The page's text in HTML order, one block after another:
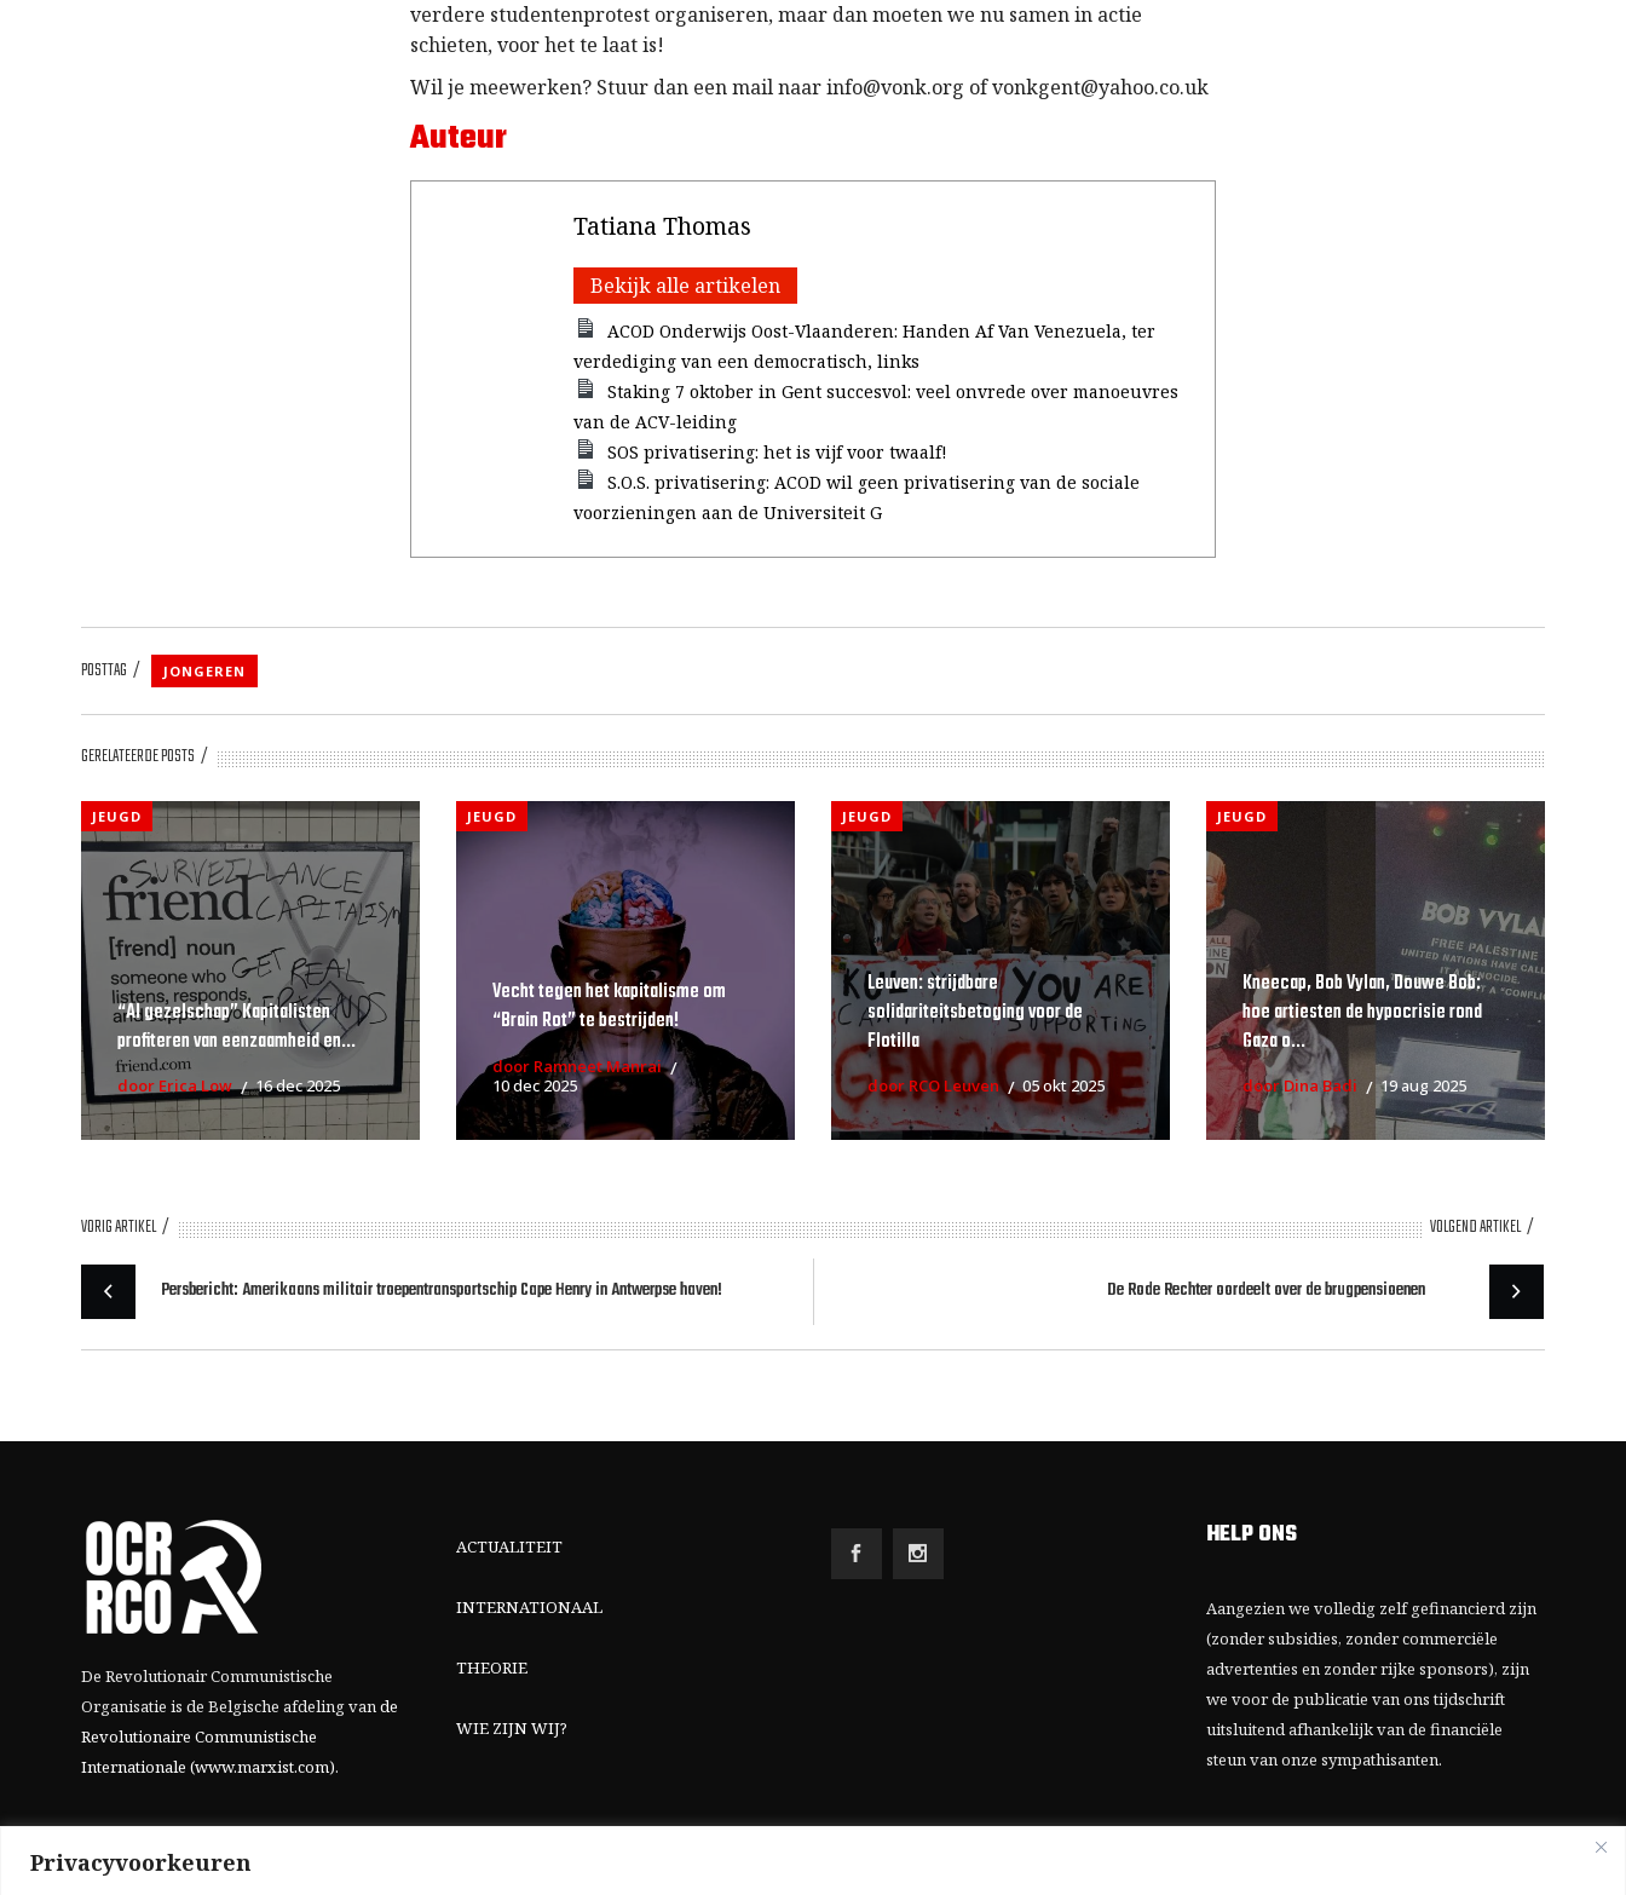
Privacyvoorkeuren
verdere studentenprotest organiseren, maar dan moeten we nu samen in actie
schieten, voor het te laat is!
Wil je meewerken? Stuur dan een mail naar info@vonk.org of vonkgent@yahoo.co.uk
Auteur
Tatiana Thomas
Bekijk alle artikelen
ACOD Onderwijs Oost-Vlaanderen: Handen Af Van Venezuela, ter
verdediging van een democratisch, links
Staking 7 oktober in Gent succesvol: veel onvrede over manoeuvres
van de ACV-leiding
SOS privatisering: het is vijf voor twaalf!
S.O.S. privatisering: ACOD wil geen privatisering van de sociale
voorzieningen aan de Universiteit G
POSTTAG JONGEREN
GERELATEERDE POSTS
JEUGD
“AI gezelschap” Kapitalisten
profiteren van eenzaamheid en...
door Erica Low 16 dec 2025
JEUGD
Vecht tegen het kapitalisme om
“Brain Rot” te bestrijden!
door Ramneet Manrai
10 dec 2025
JEUGD
Leuven: strijdbare
solidariteitsbetoging voor de
Flotilla
door RCO Leuven 05 okt 2025
JEUGD
Kneecap, Bob Vylan, Douwe Bob:
hoe artiesten de hypocrisie rond
Gaza o...
door Dina Badi 19 aug 2025
VORIG ARTIKEL VOLGEND ARTIKEL
Persbericht: Amerikaans militair troepentransportschip Cape Henry in Antwerpse haven! De Rode Rechter oordeelt over de brugpensioenen
De Revolutionair Communistische
Organisatie is de Belgische afdeling vande
Revolutionaire Communistische
Internationale (www.marxist.com).
ACTUALITEIT
INTERNATIONAAL
THEORIE
WIE ZIJN WIJ?
HELP ONS
Aangezien we volledig zelf gefinancierd zijn
(zonder subsidies, zonder commerciële
advertenties en zonder rijke sponsors), zijn
we voor de publicatie van ons tijdschrift
uitsluitend afhankelijk van de financiële
steun van onze sympathisanten.
Bij voorbaat dank voor uw solidariteit.